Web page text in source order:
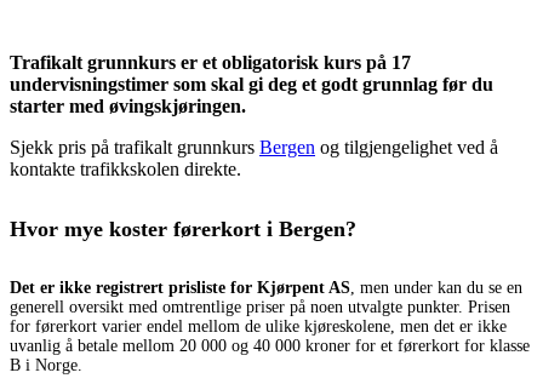
Trafikalt grunnkurs er et obligatorisk kurs på 17
undervisningstimer som skal gi deg et godt grunnlag før du
starter med øvingskjøringen.
Sjekk pris på trafikalt grunnkurs Bergen og tilgjengelighet ved å
kontakte trafikkskolen direkte.
Hvor mye koster førerkort i Bergen?
Det er ikke registrert prisliste for Kjørpent AS, men under kan du se en
generell oversikt med omtrentlige priser på noen utvalgte punkter. Prisen
for førerkort varier endel mellom de ulike kjøreskolene, men det er ikke
uvanlig å betale mellom 20 000 og 40 000 kroner for et førerkort for klasse
B i Norge.